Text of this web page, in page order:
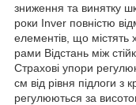
зниження та винятку
роки Inver повністю
елементів, що містять
рами Відстань між
Страхові упори
см від рівня підлоги з
регулюються за